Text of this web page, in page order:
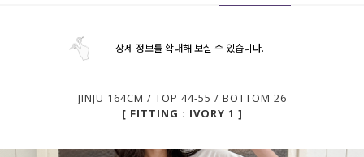
상세 정보를 확대해 보실 수 있습니다.
JINJU 164CM / TOP 44-55 / BOTTOM 26
[ FITTING : IVORY 1 ]